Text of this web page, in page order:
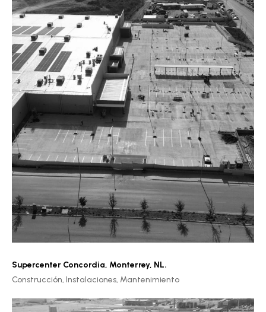
Supercenter Concordia, Monterrey, NL.
Construcción, Instalaciones, Mantenimiento